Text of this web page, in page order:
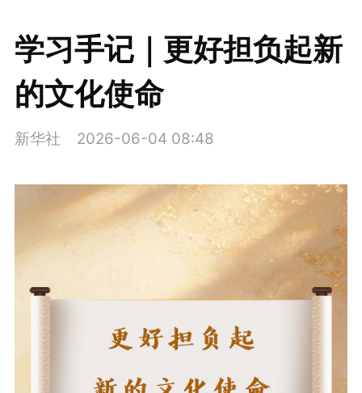
学习手记｜更好担负起新
的文化使命
新华社 2026-06-04 08:48